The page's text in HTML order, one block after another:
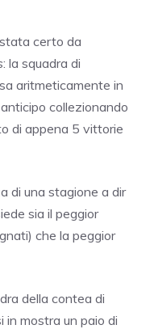
certo da
: la squadra di
aritmeticamente in
collezionando
di appena 5 vittorie
di una stagione a dir
sia il peggior
che la peggior
della contea di
in mostra un paio di